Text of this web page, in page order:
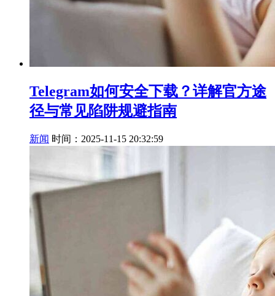
Telegram如何安全下载？详解官方途
径与常见陷阱规避指南
新闻 时间：2025-11-15 20:32:59